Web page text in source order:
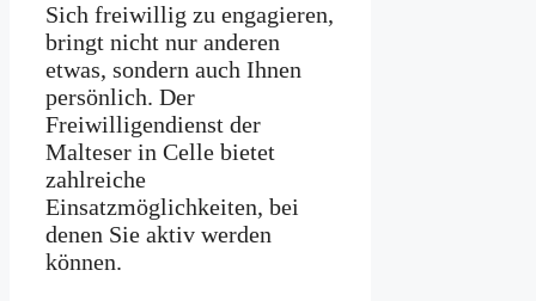
Sich freiwillig zu engagieren,
bringt nicht nur anderen
etwas, sondern auch Ihnen
persönlich. Der
Freiwilligendienst der
Malteser in Celle bietet
zahlreiche
Einsatzmöglichkeiten, bei
denen Sie aktiv werden
können.